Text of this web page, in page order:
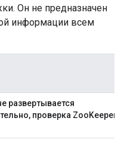
Он не предназначен
информации всем
развертывается
проверка ZooKeeper